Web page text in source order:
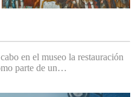
en el museo la restauración
parte de un…